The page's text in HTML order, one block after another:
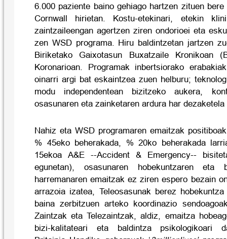
6.000 paziente baino gehiago hartzen zituen
Cornwall hirietan. Kostu-etekinari, etekin
zaintzaileengan agertzen ziren ondorioei eta
zen WSD programa. Hiru baldintzetan jartzen
Biriketako Gaixotasun Buxatzaile Kronikoan
Koronarioan. Programak inbertsiorako
oinarri argi bat eskaintzea zuen helburu;
modu independentean bizitzeko aukera,
osasunaren eta zainketaren ardura har
Nahiz eta WSD programaren emaitzak
% 45eko beherakada, % 20ko beherakada
15ekoa A&E --Accident & Emergency--
egunetan), osasunaren hobekuntzaren eta
harremanaren emaitzak ez ziren espero bezain
arrazoia izatea, Teleosasunak berez
baina zerbitzuen arteko koordinazio
Zaintzak eta Telezaintzak, aldiz, emaitza
bizi-kalitateari eta baldintza psikologikoari